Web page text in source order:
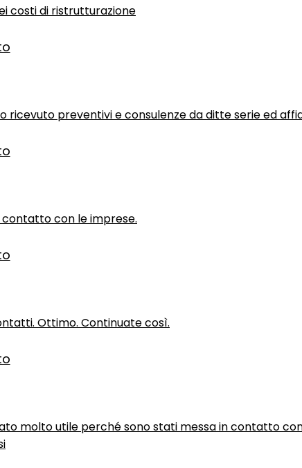
costi di ristrutturazione
ricevuto preventivi e consulenze da ditte serie ed
con le imprese.
Ottimo. Continuate così.
molto utile perché sono stati messa in contatto